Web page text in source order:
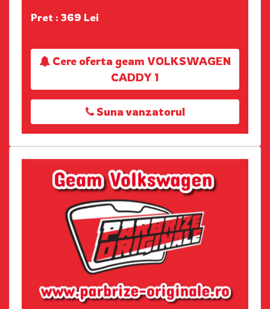
Pret : 369 Lei
Cere oferta geam VOLKSWAGEN
CADDY 1
Suna vanzatorul